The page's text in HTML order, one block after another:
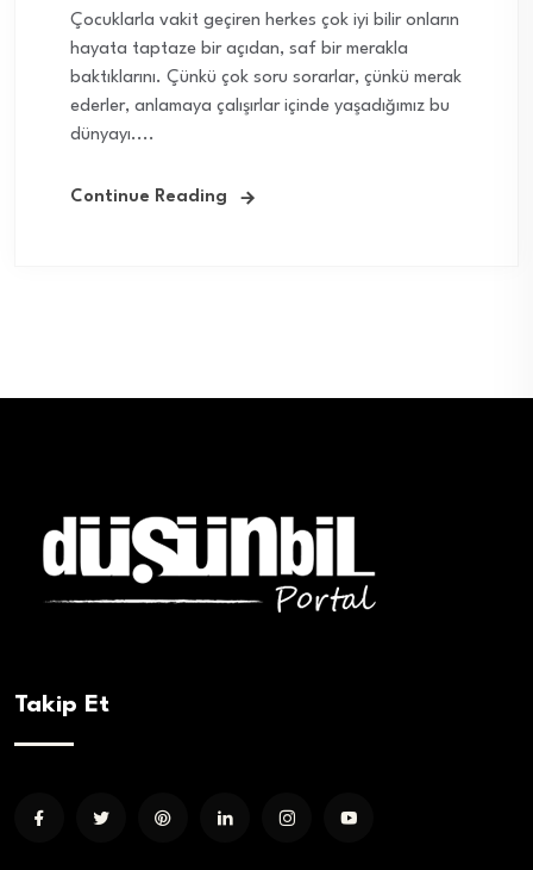
Çocuklarla vakit geçiren herkes çok iyi bilir onların
hayata taptaze bir açıdan, saf bir merakla
baktıklarını. Çünkü çok soru sorarlar, çünkü merak
ederler, anlamaya çalışırlar içinde yaşadığımız bu
dünyayı....
Continue Reading
Takip Et